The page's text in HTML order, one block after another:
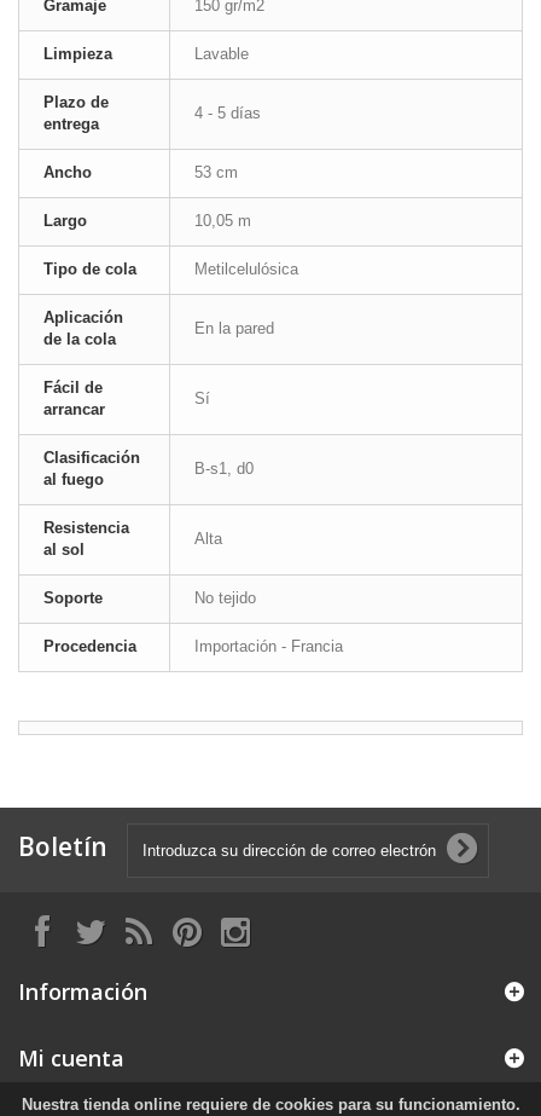
Nuestra tienda online requiere de cookies para su funcionamiento.
Gramaje 150 gr/m2
Limpieza Lavable
Plazo de
entrega
4 - 5 días
Ancho 53 cm
Largo 10,05 m
Tipo de cola Metilcelulósica
Aplicación
de la cola
En la pared
Fácil de
arrancar
Sí
Clasificación
al fuego
B-s1, d0
Resistencia
al sol
Alta
Soporte No tejido
Procedencia Importación - Francia
Boletín
Información
Mi cuenta